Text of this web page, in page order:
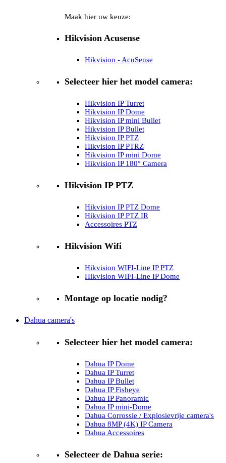
Maak hier uw keuze:
Hikvision Acusense
Hikvision - AcuSense
Selecteer hier het model camera:
Hikvision IP Turret
Hikvision IP Dome
Hikvision IP mini Bullet
Hikvision IP Bullet
Hikvision IP PTZ
Hikvision IP PTRZ
Hikvision IP mini Dome
Hikvision IP 180° Camera
Hikvision IP PTZ
Hikvision IP PTZ Dome
Hikvision IP PTZ IR
Accessoires PTZ
Hikvision Wifi
Hikvision WIFI-Line IP PTZ
Hikvision WIFI-Line IP Dome
Montage op locatie nodig?
Dahua camera's
Selecteer hier het model camera:
Dahua IP Dome
Dahua IP Turret
Dahua IP Bullet
Dahua IP Fisheye
Dahua IP Panoramic
Dahua IP mini-Dome
Dahua Corrossie / Explosievrije camera's
Dahua 8MP (4K) IP Camera
Dahua Accessoires
Selecteer de Dahua serie: